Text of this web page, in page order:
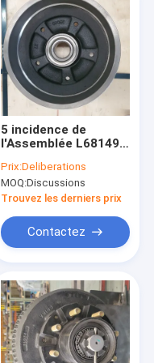
5 incidence de
l'Assemblée L68149
de frein de remorque
des goujons
250x40mm
Prix:Deliberations
MOQ:Discussions
Trouvez les derniers prix
Contactez